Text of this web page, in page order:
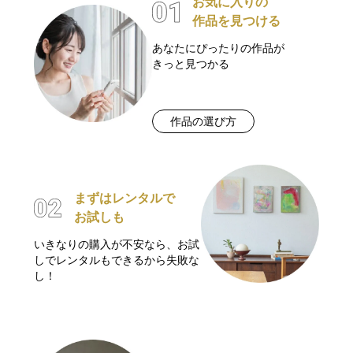
作品を見つける
あなたにぴったりの作品が
きっと見つかる
作品の選び方
まずはレンタルで
お試しも
いきなりの購入が不安なら、お試
しでレンタルもできるから失敗な
し！